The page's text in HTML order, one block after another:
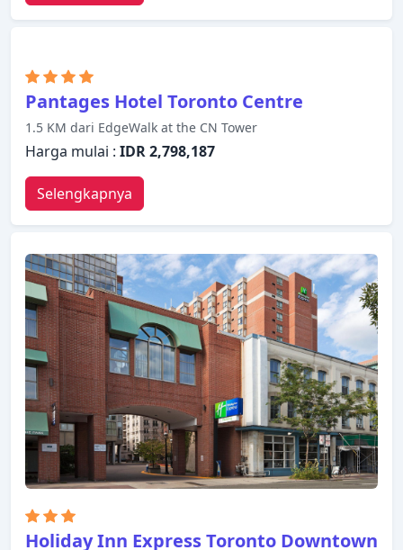
Pantages Hotel Toronto Centre
1.5 KM dari EdgeWalk at the CN Tower
Harga mulai : IDR 2,798,187
Selengkapnya
Holiday Inn Express Toronto Downtown